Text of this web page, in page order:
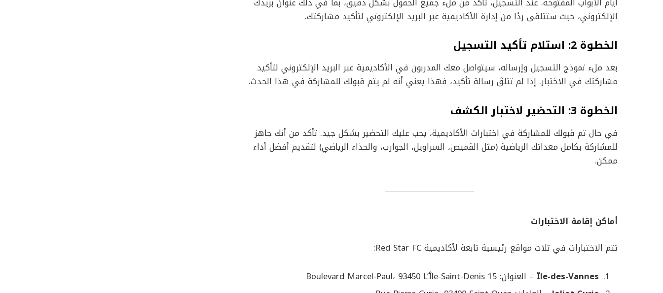
الإلكتروني، حيث ستتلقى ردًا من إدارة الأكاديمية عبر البريد الإلكتروني لتأكيد مشاركتك.
الخطوة 2: استلام تأكيد التسجيل
بعد ملء نموذج التسجيل وإرساله، سيتواصل معك المدربون في الأكاديمية عبر البريد الإلكتروني لتأكيد
مشاركتك في الاختبار. إذا لم تتلقَ رسالة تأكيد، فهذا يعني أنه لم يتم قبولك للمشاركة في هذا الحدث.
الخطوة 3: التحضير لاختبار الكشف
في حال تم قبولك للمشاركة في اختبارات الأكاديمية، يجب عليك التحضير بشكل جيد. تأكد من أنك جاهز
للمشاركة بكامل معداتك الرياضية (مثل القميص، السراويل، الجوارب، والحذاء الرياضي) لتقديم أفضل أداء
ممكن.
أماكن إقامة الاختبارات
تتم الاختبارات في ثلاث مواقع رئيسية تابعة لأكاديمية Red Star FC:
Île-des-Vannes – العنوان: 15 Boulevard Marcel-Paul، 93450 L’Île-Saint-Denis